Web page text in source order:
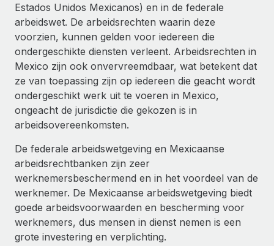
Achtergrondonderzoek
Vereenvoudig het screeningsproces van
kandidaten
Compliance Watchtower
Blijf compliance-risico's voor
Apparaatbeheer
Lever en track wereldwijd IT-middelen
Entiteiten oprichten
Stel snel compliant entiteiten op
Mobiliteit en overplaatsing
Plaats werknemers moeiteloos over
Secundaire arbeidsvoorwaarden
CASESTUDY'S
Hoe AI-pionier Weaviate zijn team met 120%
liet groeien met Remote
Weaviate in één oogopslag Weaviate bouwt open source,
AI-first infrastructuur. De missie van het...
Meer informatie
Reverse Tech's strategische samenwerking
met Remote voor contractor management en
payroll
Reverse Tech in een oogopslag Reverse Tech, een start-
up op het gebied van gezondheid en welzijn,...
Support
Alle bronnen bekijken
BLOG
Global Payroll
EOR en PEO
Contractor Management
Belastingen
Naar de blog
Estados Unidos Mexicanos) en in de federale
arbeidswet. De arbeidsrechten waarin deze
voorzien, kunnen gelden voor iedereen die
ondergeschikte diensten verleent. Arbeidsrechten in
Mexico zijn ook onvervreemdbaar, wat betekent dat
ze van toepassing zijn op iedereen die geacht wordt
ondergeschikt werk uit te voeren in Mexico,
ongeacht de jurisdictie die gekozen is in
arbeidsovereenkomsten.
De federale arbeidswetgeving en Mexicaanse
arbeidsrechtbanken zijn zeer
werknemersbeschermend en in het voordeel van de
werknemer. De Mexicaanse arbeidswetgeving biedt
goede arbeidsvoorwaarden en bescherming voor
werknemers, dus mensen in dienst nemen is een
grote investering en verplichting.